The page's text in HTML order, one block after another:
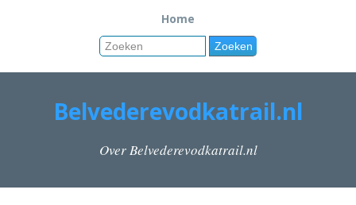
Home
Belvederevodkatrail.nl
Over Belvederevodkatrail.nl